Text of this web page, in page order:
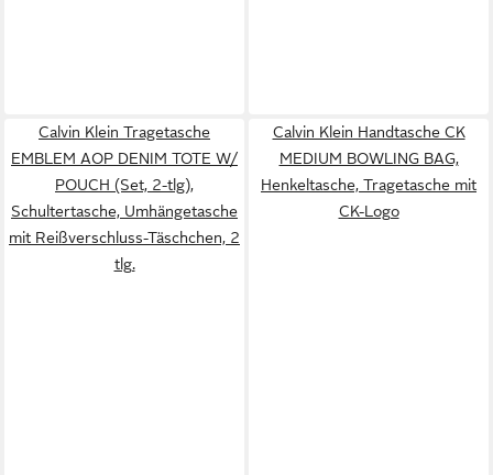
Calvin Klein Tragetasche
EMBLEM AOP DENIM TOTE W/
POUCH (Set, 2-tlg),
Schultertasche, Umhängetasche
mit Reißverschluss-Täschchen, 2
tlg.
Calvin Klein Handtasche CK
MEDIUM BOWLING BAG,
Henkeltasche, Tragetasche mit
CK-Logo